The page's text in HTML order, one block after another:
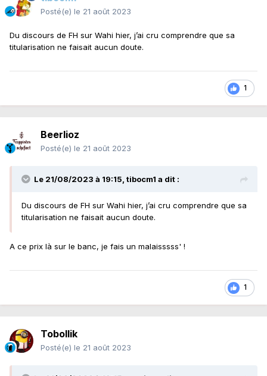
Posté(e) le 21 août 2023
Du discours de FH sur Wahi hier, j’ai cru comprendre que sa
titularisation ne faisait aucun doute.
1
Beerlioz
Posté(e) le 21 août 2023
Le 21/08/2023 à 19:15, tibocm1 a dit :
Du discours de FH sur Wahi hier, j’ai cru comprendre que sa
titularisation ne faisait aucun doute.
A ce prix là sur le banc, je fais un malaisssss' !
1
Tobollik
Posté(e) le 21 août 2023